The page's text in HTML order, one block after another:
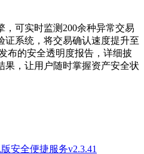
可实时监测200余种异常交易
证系统，将交易确认速度提升至
布的安全透明度报告，详细披
果，让用户随时掌握资产安全状